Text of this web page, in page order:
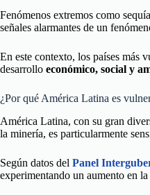
Fenómenos extremos como
señales alarmantes de un
En este contexto, los países más
desarrollo económico, social y
¿Por qué América Latina es
América Latina, con su gran
la minería, es particularmente
Según datos del Panel
experimentando un aumento en